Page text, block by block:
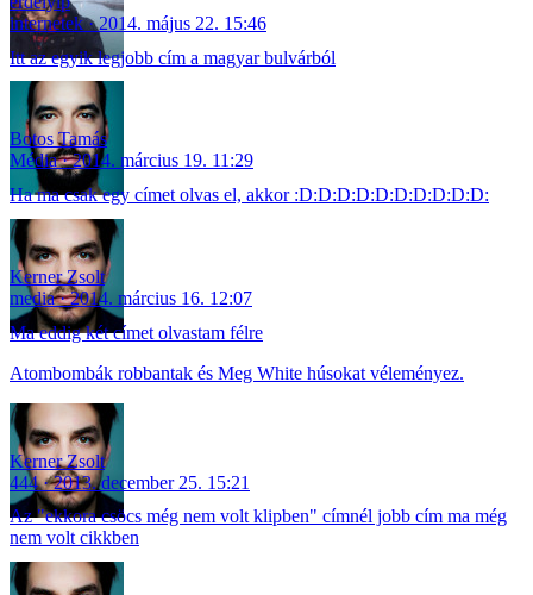
internetek
2014. május 22. 15:46
Itt az egyik legjobb cím a magyar bulvárból
Botos Tamás
Média
2014. március 19. 11:29
Ha ma csak egy címet olvas el, akkor :D:D:D:D:D:D:D:D:D:D:
Kerner Zsolt
media
2014. március 16. 12:07
Ma eddig két címet olvastam félre
Atombombák robbantak és Meg White húsokat véleményez.
Kerner Zsolt
444
2013. december 25. 15:21
Az "ekkora csöcs még nem volt klipben" címnél jobb cím ma még
nem volt cikkben